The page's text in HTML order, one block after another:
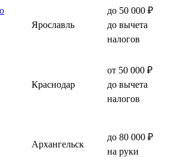
Ярославль
до 50 000 ₽
до вычета
налогов
Краснодар
от 50 000 ₽
до вычета
налогов
Архангельск
до 80 000 ₽
на руки